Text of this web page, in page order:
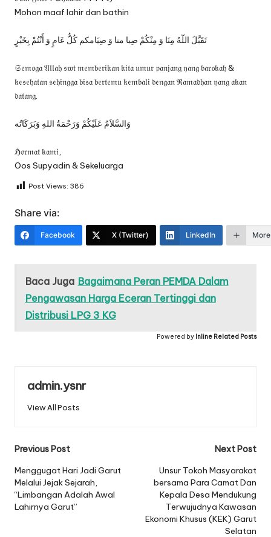
Mohon maaf lahir dan bathin
تَقَبَّلَ اللّهُ مِنَا وَ مِنْكُمْ صِيا منا وَ صِيَامكم كُلُّ عَامٍ وَ أَنْتُمْ بِخَيْرٍ
𝔖𝔢𝔪𝔬𝔤𝔞 𝔄𝔩𝔩𝔞𝔥 𝔰𝔴𝔱 𝔪𝔢𝔪𝔟𝔢𝔯𝔦𝔨𝔞𝔫 𝔨𝔦𝔱𝔞 𝔲𝔪𝔲𝔯 𝔭𝔞𝔫𝔧𝔞𝔫𝔤 𝔶𝔞𝔫𝔤 𝔟𝔞𝔯𝔬𝔨𝔞𝔥 &
𝔨𝔢𝔰𝔢𝔥𝔞𝔱𝔞𝔫 𝔰𝔢𝔥𝔦𝔫𝔤𝔤𝔞 𝔟𝔦𝔰𝔞 𝔟𝔢𝔯𝔱𝔢𝔪𝔲 𝔨𝔢𝔪𝔟𝔞𝔩𝔦 𝔡𝔢𝔫𝔤𝔞𝔫 ℜ𝔞𝔪𝔞𝔡𝔥𝔞𝔫 𝔶𝔞𝔫𝔤 𝔞𝔨𝔞𝔫
𝔡𝔞𝔱𝔞𝔫𝔤.
وَالسَّلاَمُ عَلَيْكُمْ وَرَحْمَةُ اللهِ وَبَرَكَاتُه
ℌ𝔬𝔯𝔪𝔞𝔱 𝔨𝔞𝔪𝔦,
Oos Supyadin & Sekeluarga
Post Views: 386
Share via:
Facebook X (Twitter) LinkedIn More
Baca Juga Bagaimana Peran PEMDA Dalam
Pengawasan Harga Eceran Tertinggi dan
Distribusi LPG 3 KG
Powered by Inline Related Posts
admin.ysnr
View All Posts
Post
navigation
Previous Post
Menggugat Hari Jadi Garut
Melalui Jejak Sejarah,
“Limbangan Adalah Awal
Lahirnya Garut”
Next Post
Unsur Tokoh Masyarakat
bersama Para Camat Dan
Kepala Desa Mendukung
Terwujudnya Kawasan
Ekonomi Khusus (KEK) Garut
Selatan